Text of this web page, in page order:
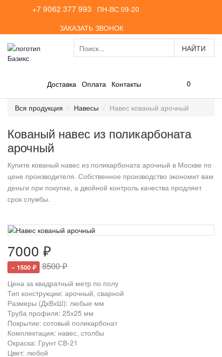
+7 9062 377 993
ПН-ВС 09-20
ЗАКАЗАТЬ ЗВОНОК
Доставка Оплата Контакты 0
Вся продукция Навесы Навес кованый арочный
Кованый навес из поликарбоната
арочный
Купите кованый навес из поликарбоната арочный в Москве по
цене производителя. Собственное производство экономит вам
деньги при покупке, а двойной контроль качества продляет
срок службы.
7000 ₽
− 1500 ₽ 8500 ₽
Цена за квадратный метр по полу
Тип конструкции: арочный, сварной
Размеры (ДхВхШ): любые мм
Труба профиля: 25х25 мм
Покрытие: сотовый поликарбонат
Комплектация: навес, столбы
Окраска: Грунт СВ-21
Цвет: любой